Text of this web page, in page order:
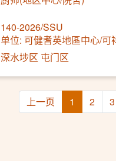
140-2026/SSU
单位: 可健耆英地區中心/可
深水埗区 屯门区
上一页 1 2 3